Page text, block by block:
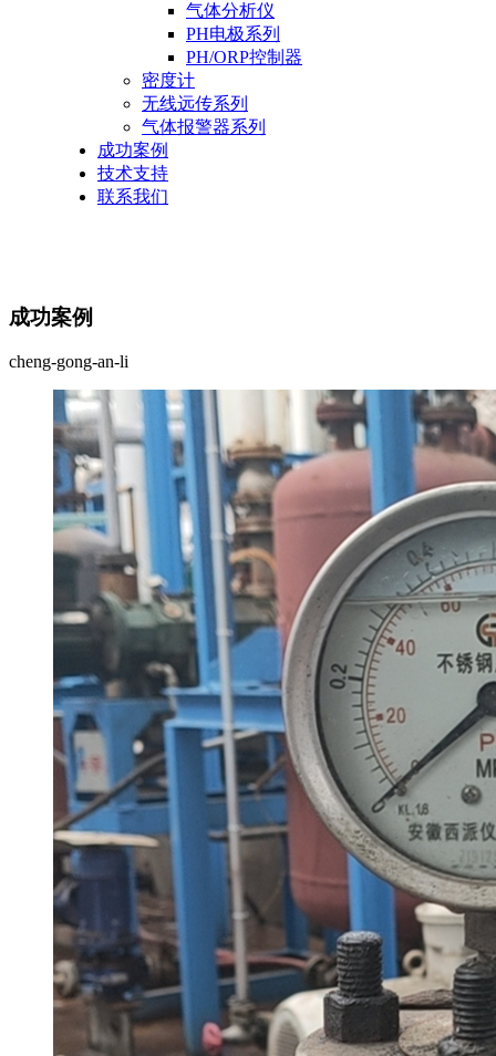
气体分析仪
PH电极系列
PH/ORP控制器
密度计
无线远传系列
气体报警器系列
成功案例
技术支持
联系我们
成功案例
cheng-gong-an-li